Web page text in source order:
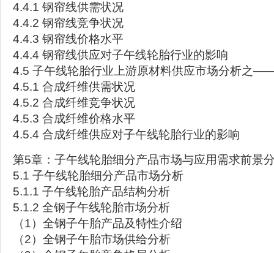
4.4.1 钢帘线供需状况
4.4.2 钢帘线竞争状况
4.4.3 钢帘线价格水平
4.4.4 钢帘线供应对子午线轮胎行业的影响
4.5 子午线轮胎行业上游原材料供应市场分析之
4.5.1 合成纤维供需状况
4.5.2 合成纤维竞争状况
4.5.3 合成纤维价格水平
4.5.4 合成纤维供应对子午线轮胎行业的影响
第5章：子午线轮胎细分产品市场与应用需求前景
5.1 子午线轮胎细分产品市场分析
5.1.1 子午线轮胎产品结构分析
5.1.2 全钢子午线轮胎市场分析
（1）全钢子午胎产品及特性介绍
（2）全钢子午胎市场供给分析